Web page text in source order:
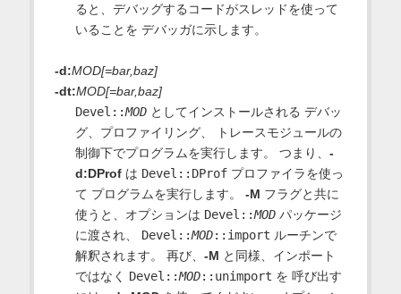
ると、デバッグするコードがスレッドを使って
いることを デバッガに示します。
-d:MOD[=bar,baz]
-dt:MOD[=bar,baz]
Devel::MODとしてインストールされる デバッ
グ、プロファイリング、 トレースモジュールの
制御下でプログラムを実行します。 つまり、 -
d:DProfは Devel::DProfプロファイラを使っ
て プログラムを実行します。 -M フラグと共に
使うと、オプションは Devel::MODパッケージ
に渡され、 Devel::MOD::import ルーチンで
解釈されます。 再び、 -M と同様、インポート
ではなく Devel::MOD::unimport を 呼び出す